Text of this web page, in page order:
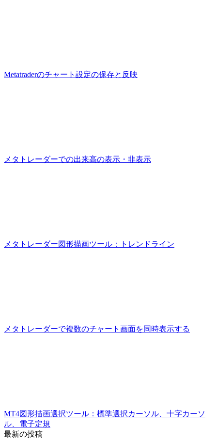
Metatraderのチャート設定の保存と反映
メタトレーダーでの出来高の表示・非表示
メタトレーダー図形描画ツール：トレンドライン
メタトレーダーで複数のチャート画面を同時表示する
MT4図形描画選択ツール：標準選択カーソル、十字カーソ
ル、電子定規
最新の投稿